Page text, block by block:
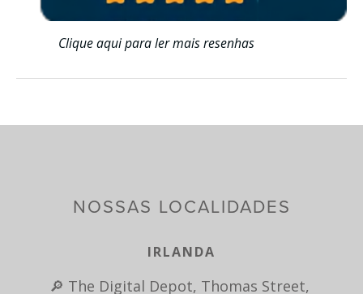
Clique aqui para ler mais resenhas
NOSSAS LOCALIDADES
IRLANDA
🔎 The Digital Depot, Thomas Street,